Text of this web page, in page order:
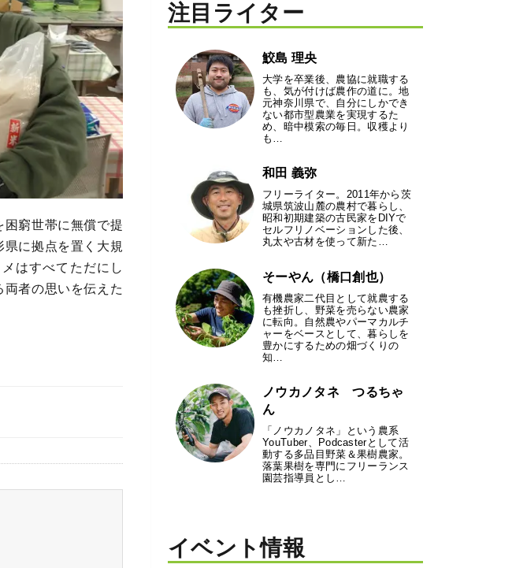
窮世帯に無償で提
に拠点を置く大規
はすべてただにし
者の思いを伝えた
注目ライター
鮫島 理央
大学を卒業後、農協に就職する
も、気が付けば農作の道に。地
元神奈川県で、自分にしかでき
ない都市型農業を実現するた
め、暗中模索の毎日。収穫より
も…
和田 義弥
フリーライター。2011年から茨
城県筑波山麓の農村で暮らし、
昭和初期建築の古民家をDIYで
セルフリノベーションした後、
丸太や古材を使って新た…
そーやん（橋口創也）
有機農家二代目として就農する
も挫折し、野菜を売らない農家
に転向。自然農やパーマカルチ
ャーをベースとして、暮らしを
豊かにするための畑づくりの
知…
ノウカノタネ つるちゃ
ん
「ノウカノタネ」という農系
YouTuber、Podcasterとして活
動する多品目野菜＆果樹農家。
落葉果樹を専門にフリーランス
園芸指導員とし…
イベント情報